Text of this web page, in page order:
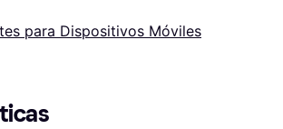
para Dispositivos Móviles